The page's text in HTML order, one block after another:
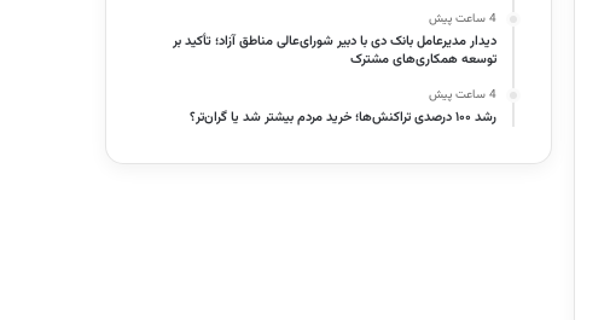
4 ساعت پیش
دیدار مدیرعامل بانک دی با دبیر شورای‌عالی مناطق آزاد؛ تأکید بر
توسعه همکاری‌های مشترک
4 ساعت پیش
رشد ۱۰۰ درصدی تراکنش‌ها؛ خرید مردم بیشتر شد یا گران‌تر؟